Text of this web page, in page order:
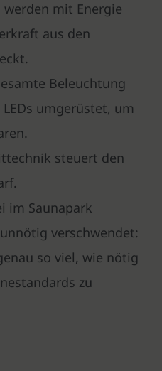
werden mit Energie
aus den
Beleuchtung
umgerüstet, um
steuert den
im Saunapark
verschwendet:
so viel, wie nötig
zu